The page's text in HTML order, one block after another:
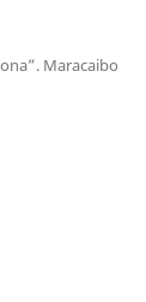
Maracaibo